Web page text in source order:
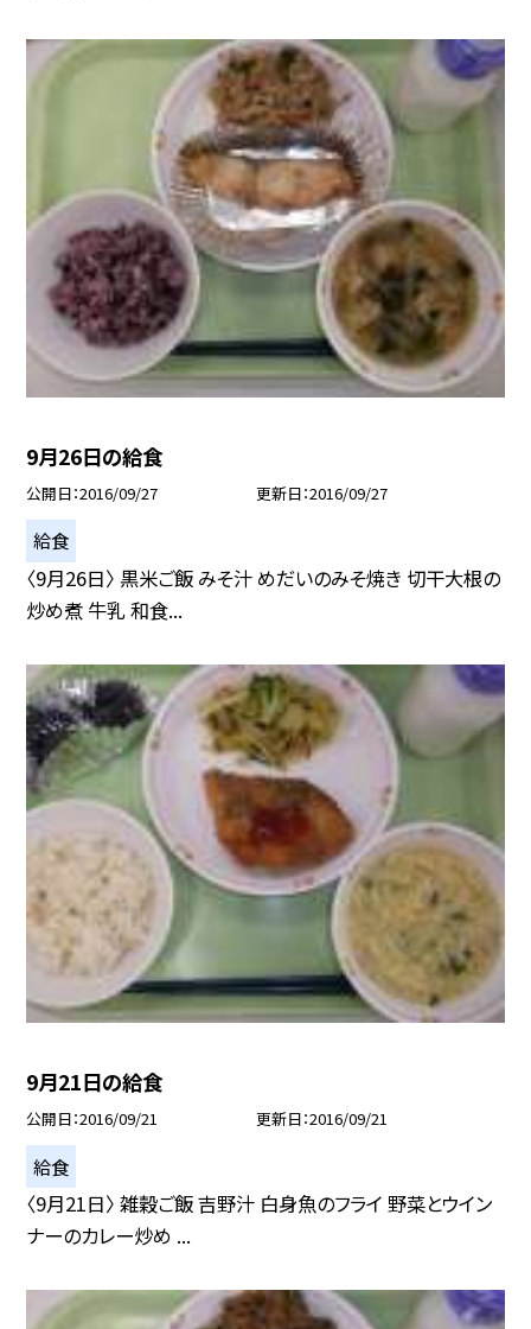
9月26日の給食
公開日 2016/09/27 更新日 2016/09/27
給食
〈9月26日〉 黒米ご飯 みそ汁 めだいのみそ焼き 切干大根の
炒め煮 牛乳 和食...
9月21日の給食
公開日 2016/09/21 更新日 2016/09/21
給食
〈9月21日〉 雑穀ご飯 吉野汁 白身魚のフライ 野菜とウイン
ナーのカレー炒め ...